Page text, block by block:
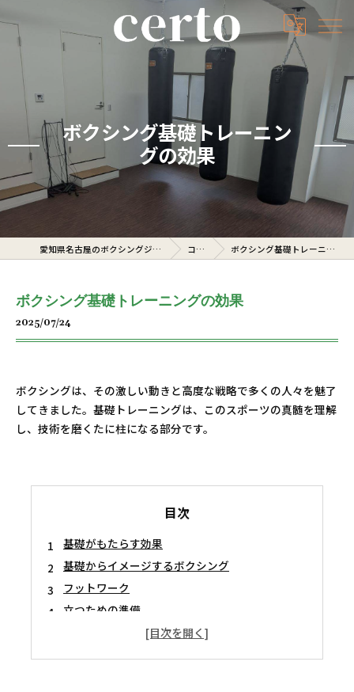
ボクシング基礎トレーニン
グの効果
愛知県名古屋のボクシングジムならcerto コラム ボクシング基礎トレーニングの効果
ボクシング基礎トレーニングの効果
2025/07/24
ボクシングは、その激しい動きと高度な戦略で多くの人々を魅了
してきました。基礎トレーニングは、このスポーツの真髄を理解
し、技術を磨くたに柱になる部分です。
目次
基礎がもたらす効果
基礎からイメージするボクシング
フットワーク
立つための準備
基礎トレーニングで得られる心の強さとその効果